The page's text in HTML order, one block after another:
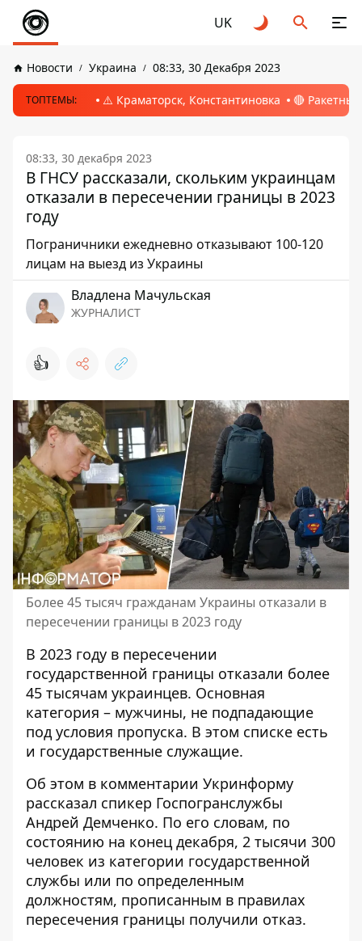
UK
Новости Украина 08:33, 30 Декабря 2023
ТОПТЕМЫ: ⚠️ Краматорск, Константиновка 🔴
08:33, 30 декабря 2023
В ГНСУ рассказали, скольким украинцам
отказали в пересечении границы в 2023
году
Пограничники ежедневно отказывают 100-120
лицам на выезд из Украины
Владлена Мачульская
ЖУРНАЛИСТ
👍
Более 45 тысяч гражданам Украины отказали в
пересечении границы в 2023 году
В 2023 году в пересечении
государственной границы отказали более
45 тысячам украинцев. Основная
категория – мужчины, не подпадающие
под условия пропуска. В этом списке есть
и государственные служащие.
Об этом в комментарии Укринформу
рассказал спикер Госпогранслужбы
Андрей Демченко. По его словам, по
состоянию на конец декабря, 2 тысячи 300
человек из категории государственной
службы или по определенным
должностям, прописанным в правилах
пересечения границы получили отказ.